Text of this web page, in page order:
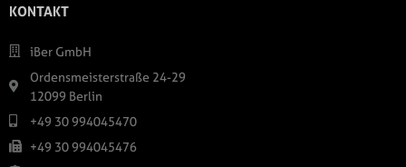
KONTAKT
iBer GmbH
Ordensmeisterstraße 24-29
12099 Berlin
+49 30 994045470
+49 30 994045476